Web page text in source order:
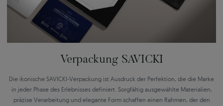
Verpackung SAVICKI
Die ikonische SAVICKI-Verpackung ist Ausdruck der Perfektion, die die Marke
in jeder Phase des Erlebnisses definiert. Sorgfältig ausgewählte Materialien,
präzise Verarbeitung und elegante Form schaffen einen Rahmen, der den